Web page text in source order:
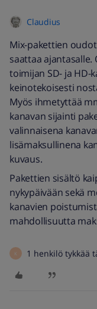
Claudius
Mix-pakettien
saattaa ajantasalle.
toimijan SD- ja HD-
keinotekoisesti
Myös ihmetyttää
kanavan sijainti
valinnaisena
lisämaksullinena
kuvaus.
Pakettien sisältö
nykypäivään sekä
kanavien
mahdollisuutta
K 1 henkilö tykkää